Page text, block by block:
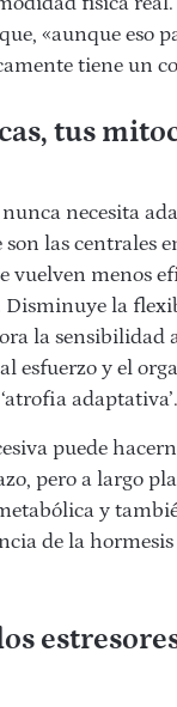
«aunque eso
tiene un
tus
necesita
las centrales
vuelven menos
Disminuye la
la sensibilidad
esfuerzo y el
adaptativa’.
puede
pero a largo
y
de la